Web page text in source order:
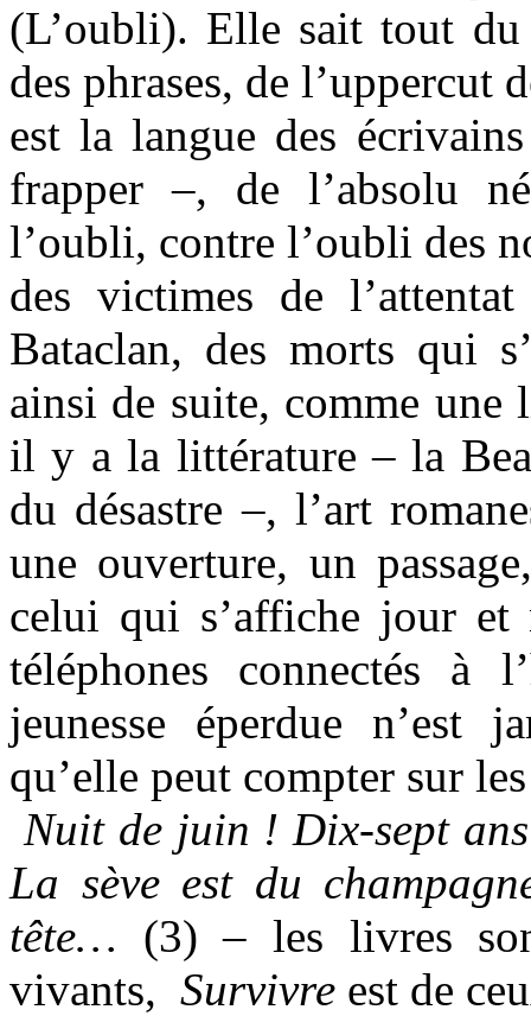
(L’oubli). Elle sait tout
des phrases, de l’uppercut
est la langue des
frapper –, de l’absolu
l’oubli, contre l’oubli des
des victimes de
Bataclan, des morts qui
ainsi de suite, comme
il y a la littérature – la
du désastre –, l’art
une ouverture, un
celui qui s’affiche jour et
téléphones connectés à
jeunesse éperdue n’est
qu’elle peut compter sur
Nuit de juin ! Dix-sept
La sève est du
tête… (3) – les livres
vivants, Survivre est de